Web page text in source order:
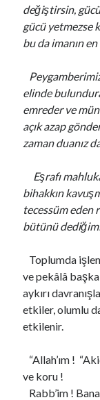
değiştirsin,
gücü yetmezse
bu da imanın
elinde
emreder ve
açık azap
zaman duanız
Eşrafı
bihakkın
tecessüm eden
bütünü
Toplumda
ve pekâlâ
aykırı
etkiler, olumlu
etkilenir.
“Allah’ım !
ve koru !
Rabb’im !